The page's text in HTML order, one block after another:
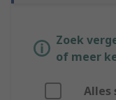
Zoek
of meer
Alles